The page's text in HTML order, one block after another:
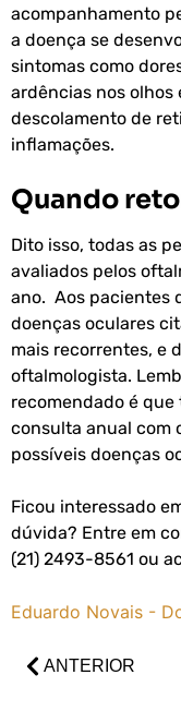
acompanhamento
a doença se
sintomas como
ardências nos olhos
descolamento de
inflamações.
Quando
Dito isso, todas as
avaliados pelos
ano. Aos pacientes
doenças oculares
mais recorrentes, e
oftalmologista.
recomendado é que
consulta anual com
possíveis doenças
Ficou interessado
dúvida? Entre em
(21) 2493-8561 ou
Eduardo Novais -
ANTERIOR